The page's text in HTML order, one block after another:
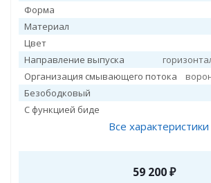
Форма
Материал
Цвет
Направление выпуска
Организация смывающего потока
Безободковый
С функцией биде
Все характеристики
59 200₽